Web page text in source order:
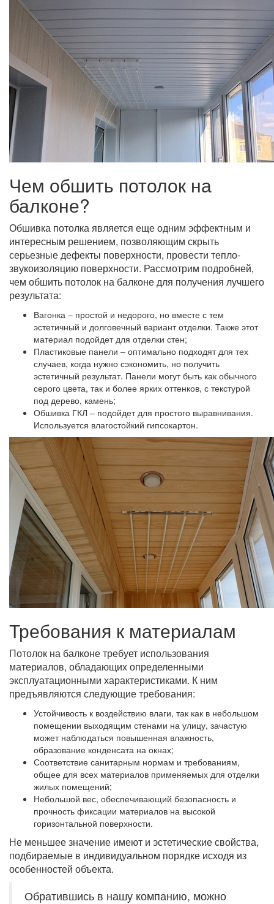
Чем обшить потолок на
балконе?
Обшивка потолка является еще одним эффектным и
интересным решением, позволяющим скрыть
серьезные дефекты поверхности, провести тепло-
звукоизоляцию поверхности. Рассмотрим подробней,
чем обшить потолок на балконе для получения лучшего
результата:
Вагонка – простой и недорого, но вместе с тем
эстетичный и долговечный вариант отделки. Также этот
материал подойдет для отделки стен;
Пластиковые панели – оптимально подходят для тех
случаев, когда нужно сэкономить, но получить
эстетичный результат. Панели могут быть как обычного
серого цвета, так и более ярких оттенков, с текстурой
под дерево, камень;
Обшивка ГКЛ – подойдет для простого выравнивания.
Используется влагостойкий гипсокартон.
Требования к материалам
Потолок на балконе требует использования
материалов, обладающих определенными
эксплуатационными характеристиками. К ним
предъявляются следующие требования:
Устойчивость к воздействию влаги, так как в небольшом
помещении выходящим стенами на улицу, зачастую
может наблюдаться повышенная влажность,
образование конденсата на окнах;
Соответствие санитарным нормам и требованиям,
общее для всех материалов применяемых для отделки
жилых помещений;
Небольшой вес, обеспечивающий безопасность и
прочность фиксации материалов на высокой
горизонтальной поверхности.
Не меньшее значение имеют и эстетические свойства,
подбираемые в индивидуальном порядке исходя из
особенностей объекта.
Обратившись в нашу компанию, можно